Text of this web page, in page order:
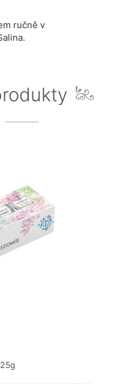
ručně v